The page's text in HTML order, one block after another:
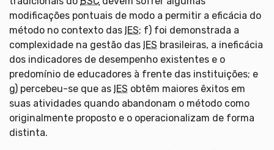
modificações pontuais de modo a permitir a eficácia do
método no contexto das IES; f) foi demonstrada a
complexidade na gestão das IES brasileiras, a ineficácia
dos indicadores de desempenho existentes e o
predomínio de educadores à frente das instituições; e
g) percebeu-se que as IES obtêm maiores êxitos em
suas atividades quando abandonam o método como
originalmente proposto e o operacionalizam de forma
distinta.